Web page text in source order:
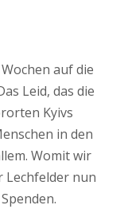
auf die
Leid, das die
Kyivs
in den
Womit wir
Lechfelder nun